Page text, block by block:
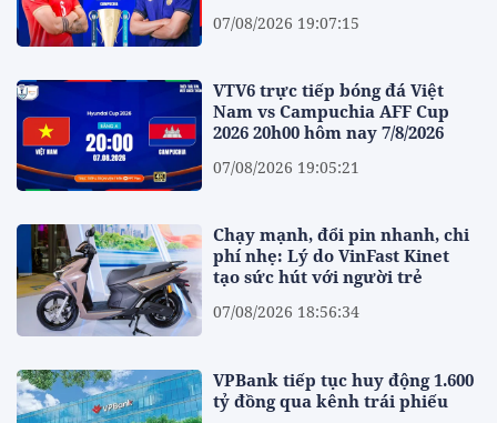
07/08/2026 19:07:15
VTV6 trực tiếp bóng đá Việt
Nam vs Campuchia AFF Cup
2026 20h00 hôm nay 7/8/2026
07/08/2026 19:05:21
Chạy mạnh, đổi pin nhanh, chi
phí nhẹ: Lý do VinFast Kinet
tạo sức hút với người trẻ
07/08/2026 18:56:34
VPBank tiếp tục huy động 1.600
tỷ đồng qua kênh trái phiếu